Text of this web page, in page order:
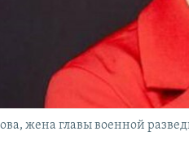
жена главы военной